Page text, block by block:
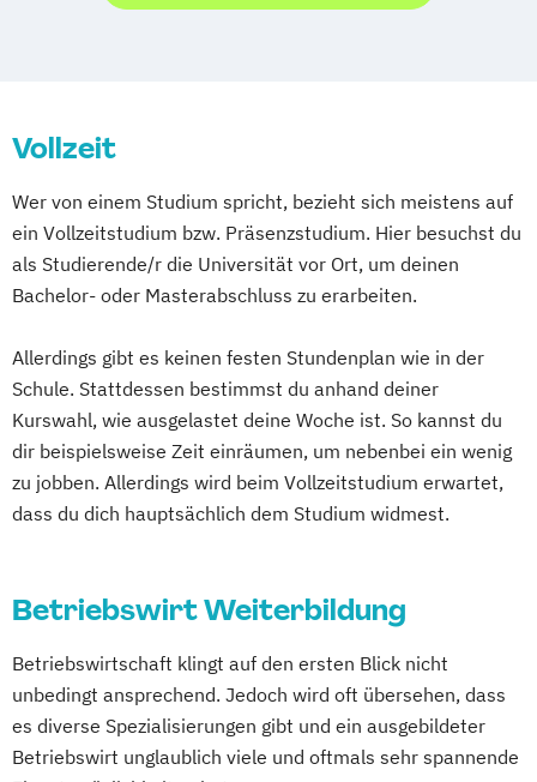
Vollzeit
Wer von einem Studium spricht, bezieht sich meistens auf
ein Vollzeitstudium bzw. Präsenzstudium. Hier besuchst du
als Studierende/r die Universität vor Ort, um deinen
Bachelor- oder Masterabschluss zu erarbeiten.
Allerdings gibt es keinen festen Stundenplan wie in der
Schule. Stattdessen bestimmst du anhand deiner
Kurswahl, wie ausgelastet deine Woche ist. So kannst du
dir beispielsweise Zeit einräumen, um nebenbei ein wenig
zu jobben. Allerdings wird beim Vollzeitstudium erwartet,
dass du dich hauptsächlich dem Studium widmest.
Betriebswirt Weiterbildung
Betriebswirtschaft klingt auf den ersten Blick nicht
unbedingt ansprechend. Jedoch wird oft übersehen, dass
es diverse Spezialisierungen gibt und ein ausgebildeter
Betriebswirt unglaublich viele und oftmals sehr spannende